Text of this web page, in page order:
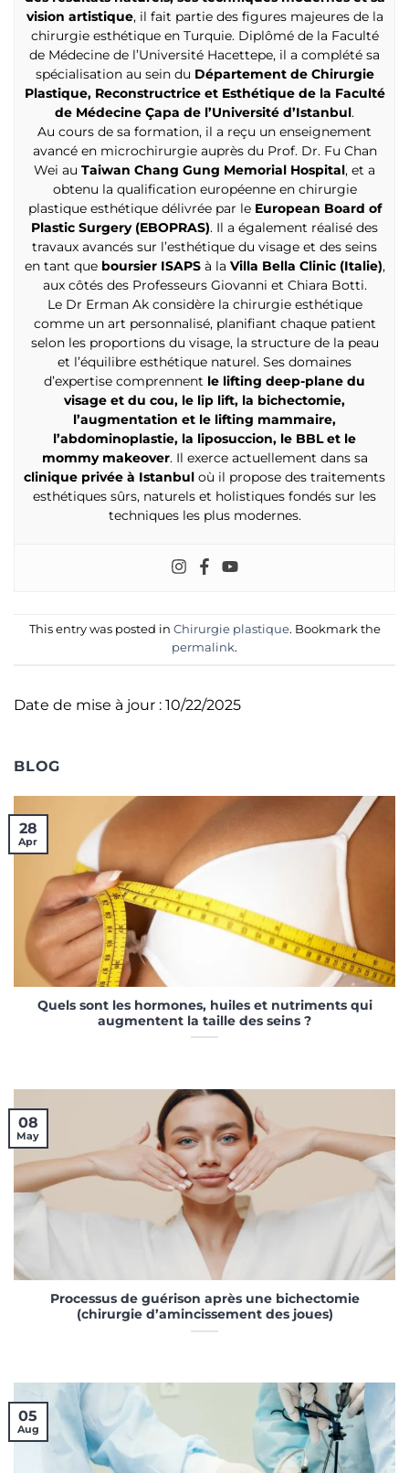
vision artistique, il fait partie des figures majeures de la
chirurgie esthétique en Turquie. Diplômé de la Faculté
de Médecine de l’Université Hacettepe, il a complété sa
spécialisation au sein du Département de Chirurgie
Plastique, Reconstructrice et Esthétique de la Faculté
de Médecine Çapa de l’Université d’Istanbul.
Au cours de sa formation, il a reçu un enseignement
avancé en microchirurgie auprès du Prof. Dr. Fu Chan
Wei au Taiwan Chang Gung Memorial Hospital, et a
obtenu la qualification européenne en chirurgie
plastique esthétique délivrée par le European Board of
Plastic Surgery (EBOPRAS). Il a également réalisé des
travaux avancés sur l’esthétique du visage et des seins
en tant que boursier ISAPSà la Villa Bella Clinic (Italie),
aux côtés des Professeurs Giovanni et Chiara Botti.
Le Dr Erman Ak considère la chirurgie esthétique
comme un art personnalisé, planifiant chaque patient
selon les proportions du visage, la structure de la peau
et l’équilibre esthétique naturel. Ses domaines
d’expertise comprennent le lifting deep-plane du
visage et du cou, le lip lift, la bichectomie,
l’augmentation et le lifting mammaire,
l’abdominoplastie, la liposuccion, le BBL et le
mommy makeover. Il exerce actuellement dans sa
clinique privée à Istanbul où il propose des traitements
esthétiques sûrs, naturels et holistiques fondés sur les
techniques les plus modernes.
This entry was posted in Chirurgie plastique. Bookmark the
permalink.
Date de mise à jour : 10/22/2025
BLOG
Quels sont les hormones, huiles et nutriments qui
augmentent la taille des seins ?
28
Apr
Processus de guérison après une bichectomie
(chirurgie d’amincissement des joues)
08
May
05
Aug